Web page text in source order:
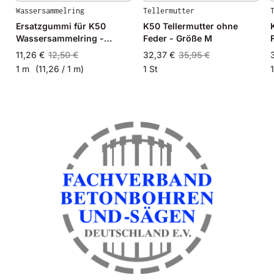
Wassersammelring
Ersatzgummi für K50
Wassersammelring -
Meterware
11,26 € 12,50 €
1 m
(11,26 / 1 m)
Tellermutter
K50 Tellermutter ohne
Feder - Größe M
32,37 € 35,95 €
1 St